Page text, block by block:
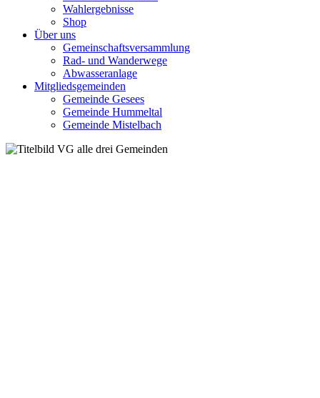
Wahlergebnisse
Shop
Über uns
Gemeinschaftsversammlung
Rad- und Wanderwege
Abwasseranlage
Mitgliedsgemeinden
Gemeinde Gesees
Gemeinde Hummeltal
Gemeinde Mistelbach